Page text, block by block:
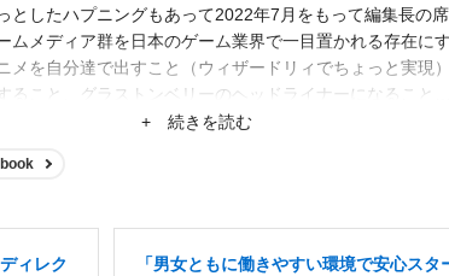
としたハプニングもあって2022年7月をもって編集長の席
ムメディア群を日本のゲーム業界で一目置かれる存在に
メを自分達で出すこと（ウィザードリィでちょっと実現
ること、グラストンベリーのヘッドライナーになること
+ 続きを読む
ィレク
「男女ともに働きやすい環境で安心スタ